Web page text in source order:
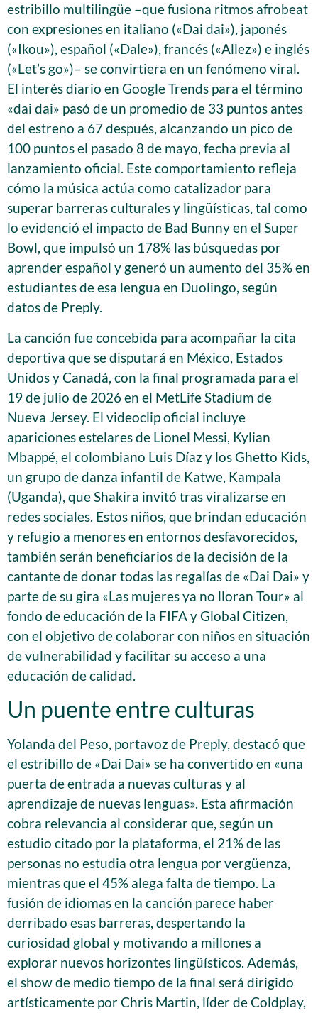
estribillo multilingüe –que fusiona ritmos afrobeat
con expresiones en italiano («Dai dai»), japonés
(«Ikou»), español («Dale»), francés («Allez») e inglés
(«Let’s go»)– se convirtiera en un fenómeno viral.
El interés diario en Google Trends para el término
«dai dai» pasó de un promedio de 33 puntos antes
del estreno a 67 después, alcanzando un pico de
100 puntos el pasado 8 de mayo, fecha previa al
lanzamiento oficial. Este comportamiento refleja
cómo la música actúa como catalizador para
superar barreras culturales y lingüísticas, tal como
lo evidenció el impacto de Bad Bunny en el Super
Bowl, que impulsó un 178% las búsquedas por
aprender español y generó un aumento del 35% en
estudiantes de esa lengua en Duolingo, según
datos de Preply.
La canción fue concebida para acompañar la cita
deportiva que se disputará en México, Estados
Unidos y Canadá, con la final programada para el
19 de julio de 2026 en el MetLife Stadium de
Nueva Jersey. El videoclip oficial incluye
apariciones estelares de Lionel Messi, Kylian
Mbappé, el colombiano Luis Díaz y los Ghetto Kids,
un grupo de danza infantil de Katwe, Kampala
(Uganda), que Shakira invitó tras viralizarse en
redes sociales. Estos niños, que brindan educación
y refugio a menores en entornos desfavorecidos,
también serán beneficiarios de la decisión de la
cantante de donar todas las regalías de «Dai Dai» y
parte de su gira «Las mujeres ya no lloran Tour» al
fondo de educación de la FIFA y Global Citizen,
con el objetivo de colaborar con niños en situación
de vulnerabilidad y facilitar su acceso a una
educación de calidad.
Un puente entre culturas
Yolanda del Peso, portavoz de Preply, destacó que
el estribillo de «Dai Dai» se ha convertido en «una
puerta de entrada a nuevas culturas y al
aprendizaje de nuevas lenguas». Esta afirmación
cobra relevancia al considerar que, según un
estudio citado por la plataforma, el 21% de las
personas no estudia otra lengua por vergüenza,
mientras que el 45% alega falta de tiempo. La
fusión de idiomas en la canción parece haber
derribado esas barreras, despertando la
curiosidad global y motivando a millones a
explorar nuevos horizontes lingüísticos. Además,
el show de medio tiempo de la final será dirigido
artísticamente por Chris Martin, líder de Coldplay,